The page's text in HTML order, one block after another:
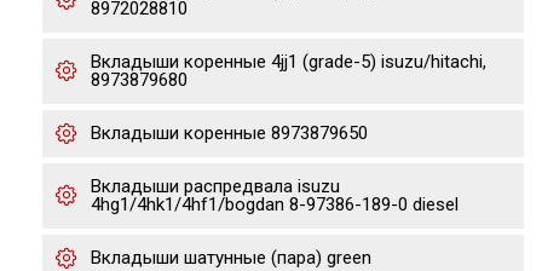
8972028810
Вкладыши коренные 4jj1 (grade-5) isuzu/hitachi,
8973879680
Вкладыши коренные 8973879650
Вкладыши распредвала isuzu
4hg1/4hk1/4hf1/bogdan 8-97386-189-0 diesel
Вкладыши шатунные (пара) green